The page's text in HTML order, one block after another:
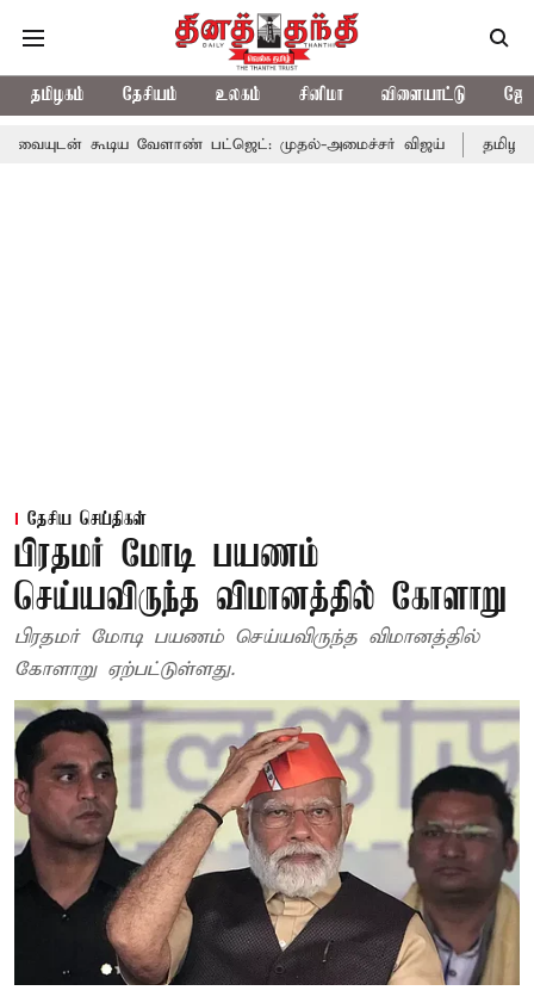
தமிழகம் தேசியம் உலகம் சினிமா விளையாட்டு
வேளாண் பட்ஜெட்: முதல்-அமைச்சர் விஜய் தமிழக அரசியலில்
தேசிய செய்திகள்
பிரதமர் மோடி பயணம்
செய்யவிருந்த விமானத்தில் கோளாறு
பிரதமர் மோடி பயணம் செய்யவிருந்த விமானத்தில்
கோளாறு ஏற்பட்டுள்ளது.